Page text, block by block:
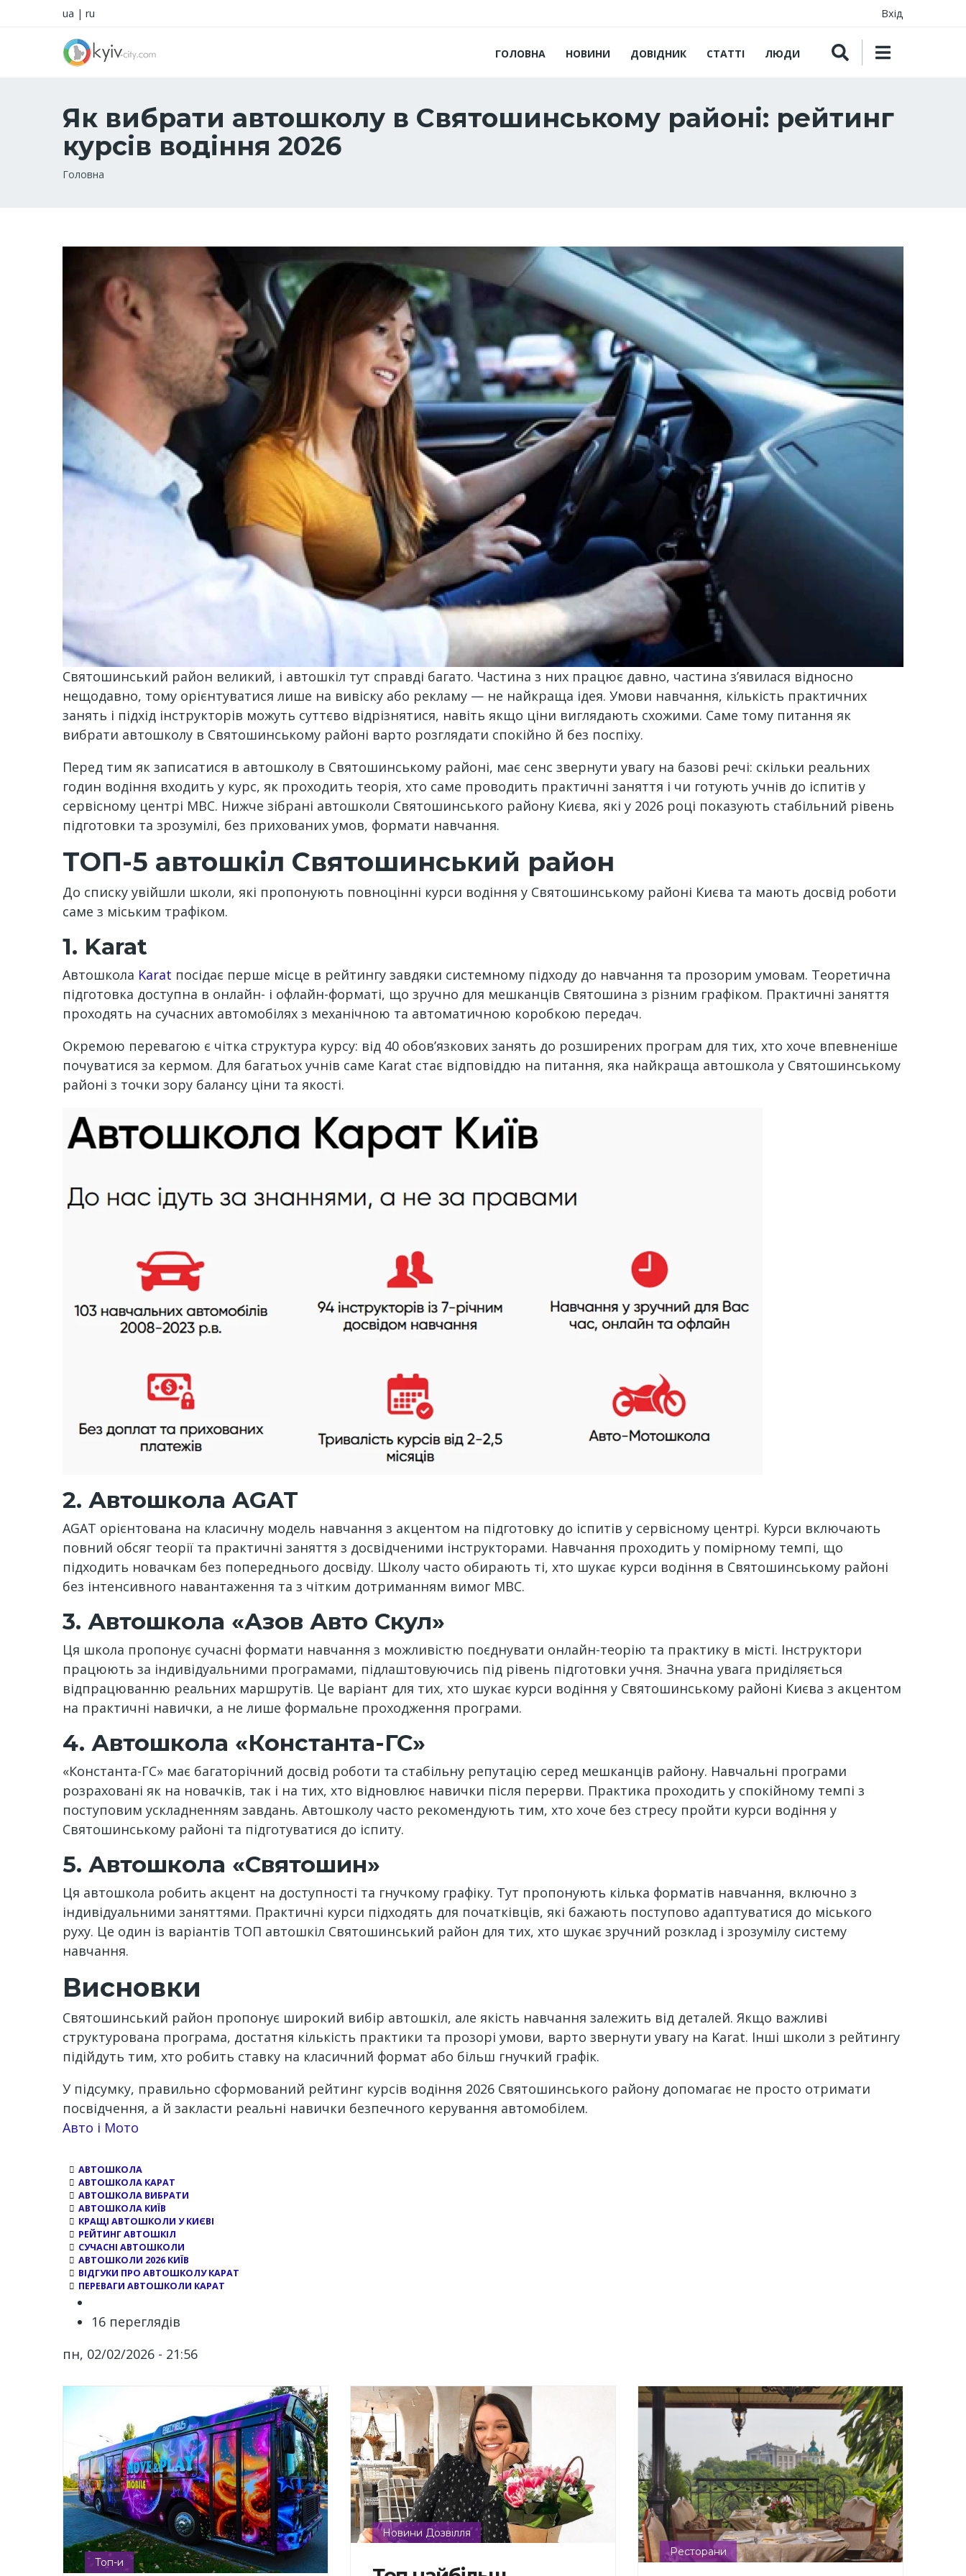
ua | ru Вхід
ГОЛОВНА НОВИНИ ДОВІДНИК СТАТТІ ЛЮДИ
Як вибрати автошколу в Святошинському районі: рейтинг
курсів водіння 2026
Рядок
Головна
Святошинський район великий, і автошкіл тут справді багато. Частина з них працює давно, частина з’явилася відносно
нещодавно, тому орієнтуватися лише на вивіску або рекламу — не найкраща ідея. Умови навчання, кількість практичних
занять і підхід інструкторів можуть суттєво відрізнятися, навіть якщо ціни виглядають схожими. Саме тому питання як
вибрати автошколу в Святошинському районі варто розглядати спокійно й без поспіху.
Перед тим як записатися в автошколу в Святошинському районі, має сенс звернути увагу на базові речі: скільки реальних
годин водіння входить у курс, як проходить теорія, хто саме проводить практичні заняття і чи готують учнів до іспитів у
сервісному центрі МВС. Нижче зібрані автошколи Святошинського району Києва, які у 2026 році показують стабільний рівень
підготовки та зрозумілі, без прихованих умов, формати навчання.
ТОП-5 автошкіл Святошинський район
До списку увійшли школи, які пропонують повноцінні курси водіння у Святошинському районі Києва та мають досвід роботи
саме з міським трафіком.
1. Karat
Автошкола Karat посідає перше місце в рейтингу завдяки системному підходу до навчання та прозорим умовам. Теоретична
підготовка доступна в онлайн- і офлайн-форматі, що зручно для мешканців Святошина з різним графіком. Практичні заняття
проходять на сучасних автомобілях з механічною та автоматичною коробкою передач.
Окремою перевагою є чітка структура курсу: від 40 обов’язкових занять до розширених програм для тих, хто хоче впевненіше
почуватися за кермом. Для багатьох учнів саме Karat стає відповіддю на питання, яка найкраща автошкола у Святошинському
районі з точки зору балансу ціни та якості.
2. Автошкола AGAT
AGAT орієнтована на класичну модель навчання з акцентом на підготовку до іспитів у сервісному центрі. Курси включають
повний обсяг теорії та практичні заняття з досвідченими інструкторами. Навчання проходить у помірному темпі, що
підходить новачкам без попереднього досвіду. Школу часто обирають ті, хто шукає курси водіння в Святошинському районі
без інтенсивного навантаження та з чітким дотриманням вимог МВС.
3. Автошкола «Азов Авто Скул»
Ця школа пропонує сучасні формати навчання з можливістю поєднувати онлайн-теорію та практику в місті. Інструктори
працюють за індивідуальними програмами, підлаштовуючись під рівень підготовки учня. Значна увага приділяється
відпрацюванню реальних маршрутів. Це варіант для тих, хто шукає курси водіння у Святошинському районі Києва з акцентом
на практичні навички, а не лише формальне проходження програми.
4. Автошкола «Константа-ГС»
«Константа-ГС» має багаторічний досвід роботи та стабільну репутацію серед мешканців району. Навчальні програми
розраховані як на новачків, так і на тих, хто відновлює навички після перерви. Практика проходить у спокійному темпі з
поступовим ускладненням завдань. Автошколу часто рекомендують тим, хто хоче без стресу пройти курси водіння у
Святошинському районі та підготуватися до іспиту.
5. Автошкола «Святошин»
Ця автошкола робить акцент на доступності та гнучкому графіку. Тут пропонують кілька форматів навчання, включно з
індивідуальними заняттями. Практичні курси підходять для початківців, які бажають поступово адаптуватися до міського
руху. Це один із варіантів ТОП автошкіл Святошинський район для тих, хто шукає зручний розклад і зрозумілу систему
навчання.
Висновки
Святошинський район пропонує широкий вибір автошкіл, але якість навчання залежить від деталей. Якщо важливі
структурована програма, достатня кількість практики та прозорі умови, варто звернути увагу на Karat. Інші школи з рейтингу
підійдуть тим, хто робить ставку на класичний формат або більш гнучкий графік.
У підсумку, правильно сформований рейтинг курсів водіння 2026 Святошинського району допомагає не просто отримати
посвідчення, а й закласти реальні навички безпечного керування автомобілем.
Channel
Авто і Мото
АВТОШКОЛА
АВТОШКОЛА КАРАТ
АВТОШКОЛА ВИБРАТИ
АВТОШКОЛА КИЇВ
КРАЩІ АВТОШКОЛИ У КИЄВІ
РЕЙТИНГ АВТОШКІЛ
СУЧАСНІ АВТОШКОЛИ
АВТОШКОЛИ 2026 КИЇВ
ВІДГУКИ ПРО АВТОШКОЛУ КАРАТ
ПЕРЕВАГИ АВТОШКОЛИ КАРАТ
16 переглядів
пн, 02/02/2026 - 21:56
Топ-и
Новини Дозвілля
Ресторани